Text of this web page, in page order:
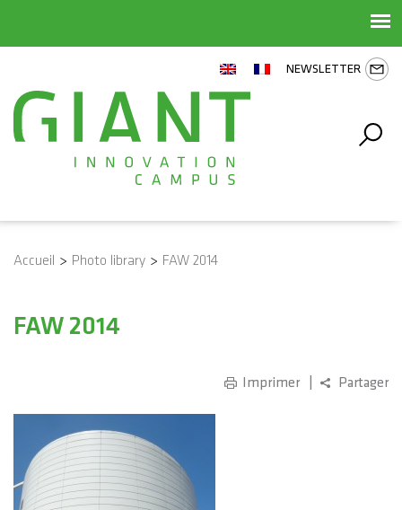
NEWSLETTER
Accueil > Photo library > FAW 2014
FAW 2014
Imprimer Partager